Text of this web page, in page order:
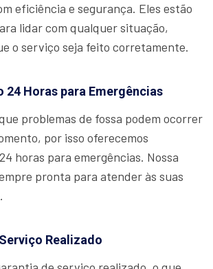
eficiência e segurança. Eles estão
lidar com qualquer situação,
o serviço seja feito corretamente.
24 Horas para Emergências
problemas de fossa podem ocorrer
por isso oferecemos
horas para emergências. Nossa
pronta para atender às suas
Realizado